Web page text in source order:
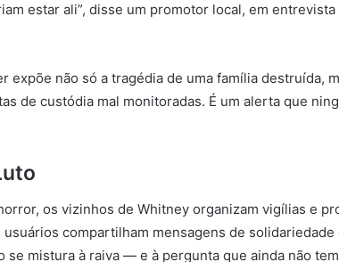
estar ali”, disse um promotor local, em entrevista
expõe não só a tragédia de uma família destruída,
de custódia mal monitoradas. É um alerta que
os vizinhos de Whitney organizam vigílias e
compartilham mensagens de solidariedade
se mistura à raiva — e à pergunta que ainda não